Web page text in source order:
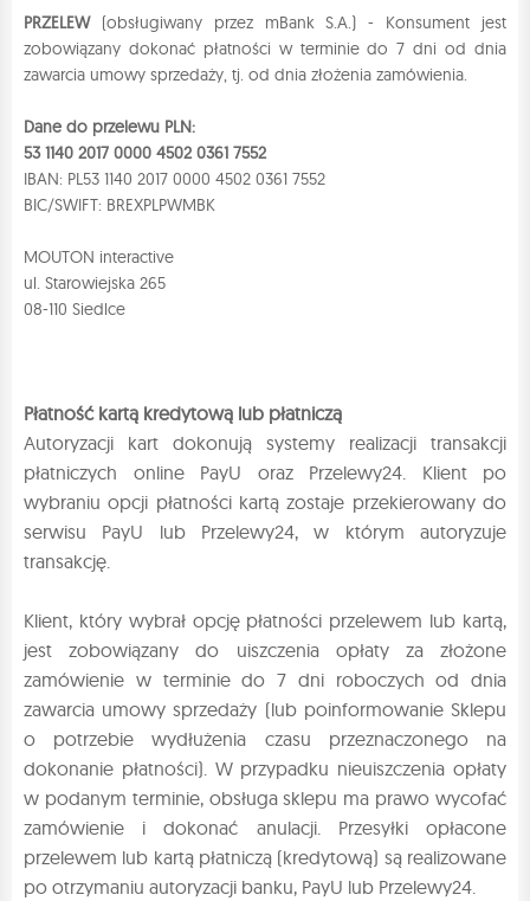
PRZELEW(obsługiwany przez mBank S.A.) - Konsument jest
zobowiązany dokonać płatności w terminie do 7 dni od dnia
zawarcia umowy sprzedaży, tj. od dnia złożenia zamówienia.
Dane do przelewu PLN:
53 1140 2017 0000 4502 0361 7552
IBAN: PL53 1140 2017 0000 4502 0361 7552
BIC/SWIFT: BREXPLPWMBK
MOUTON interactive
ul. Starowiejska 265
08-110 Siedlce
Płatność kartą kredytową lub płatniczą
Autoryzacji kart dokonują systemy realizacji transakcji
płatniczych online PayU oraz Przelewy24. Klient po
wybraniu opcji płatności kartą zostaje przekierowany do
serwisu PayU lub Przelewy24, w którym autoryzuje
transakcję.
Klient, który wybrał opcję płatności przelewem lub kartą,
jest zobowiązany do uiszczenia opłaty za złożone
zamówienie w terminie do 7 dni roboczych od dnia
zawarcia umowy sprzedaży (lub poinformowanie Sklepu
o potrzebie wydłużenia czasu przeznaczonego na
dokonanie płatności). W przypadku nieuiszczenia opłaty
w podanym terminie, obsługa sklepu ma prawo wycofać
zamówienie i dokonać anulacji. Przesyłki opłacone
przelewem lub kartą płatniczą (kredytową) są realizowane
po otrzymaniu autoryzacji banku, PayU lub Przelewy24.